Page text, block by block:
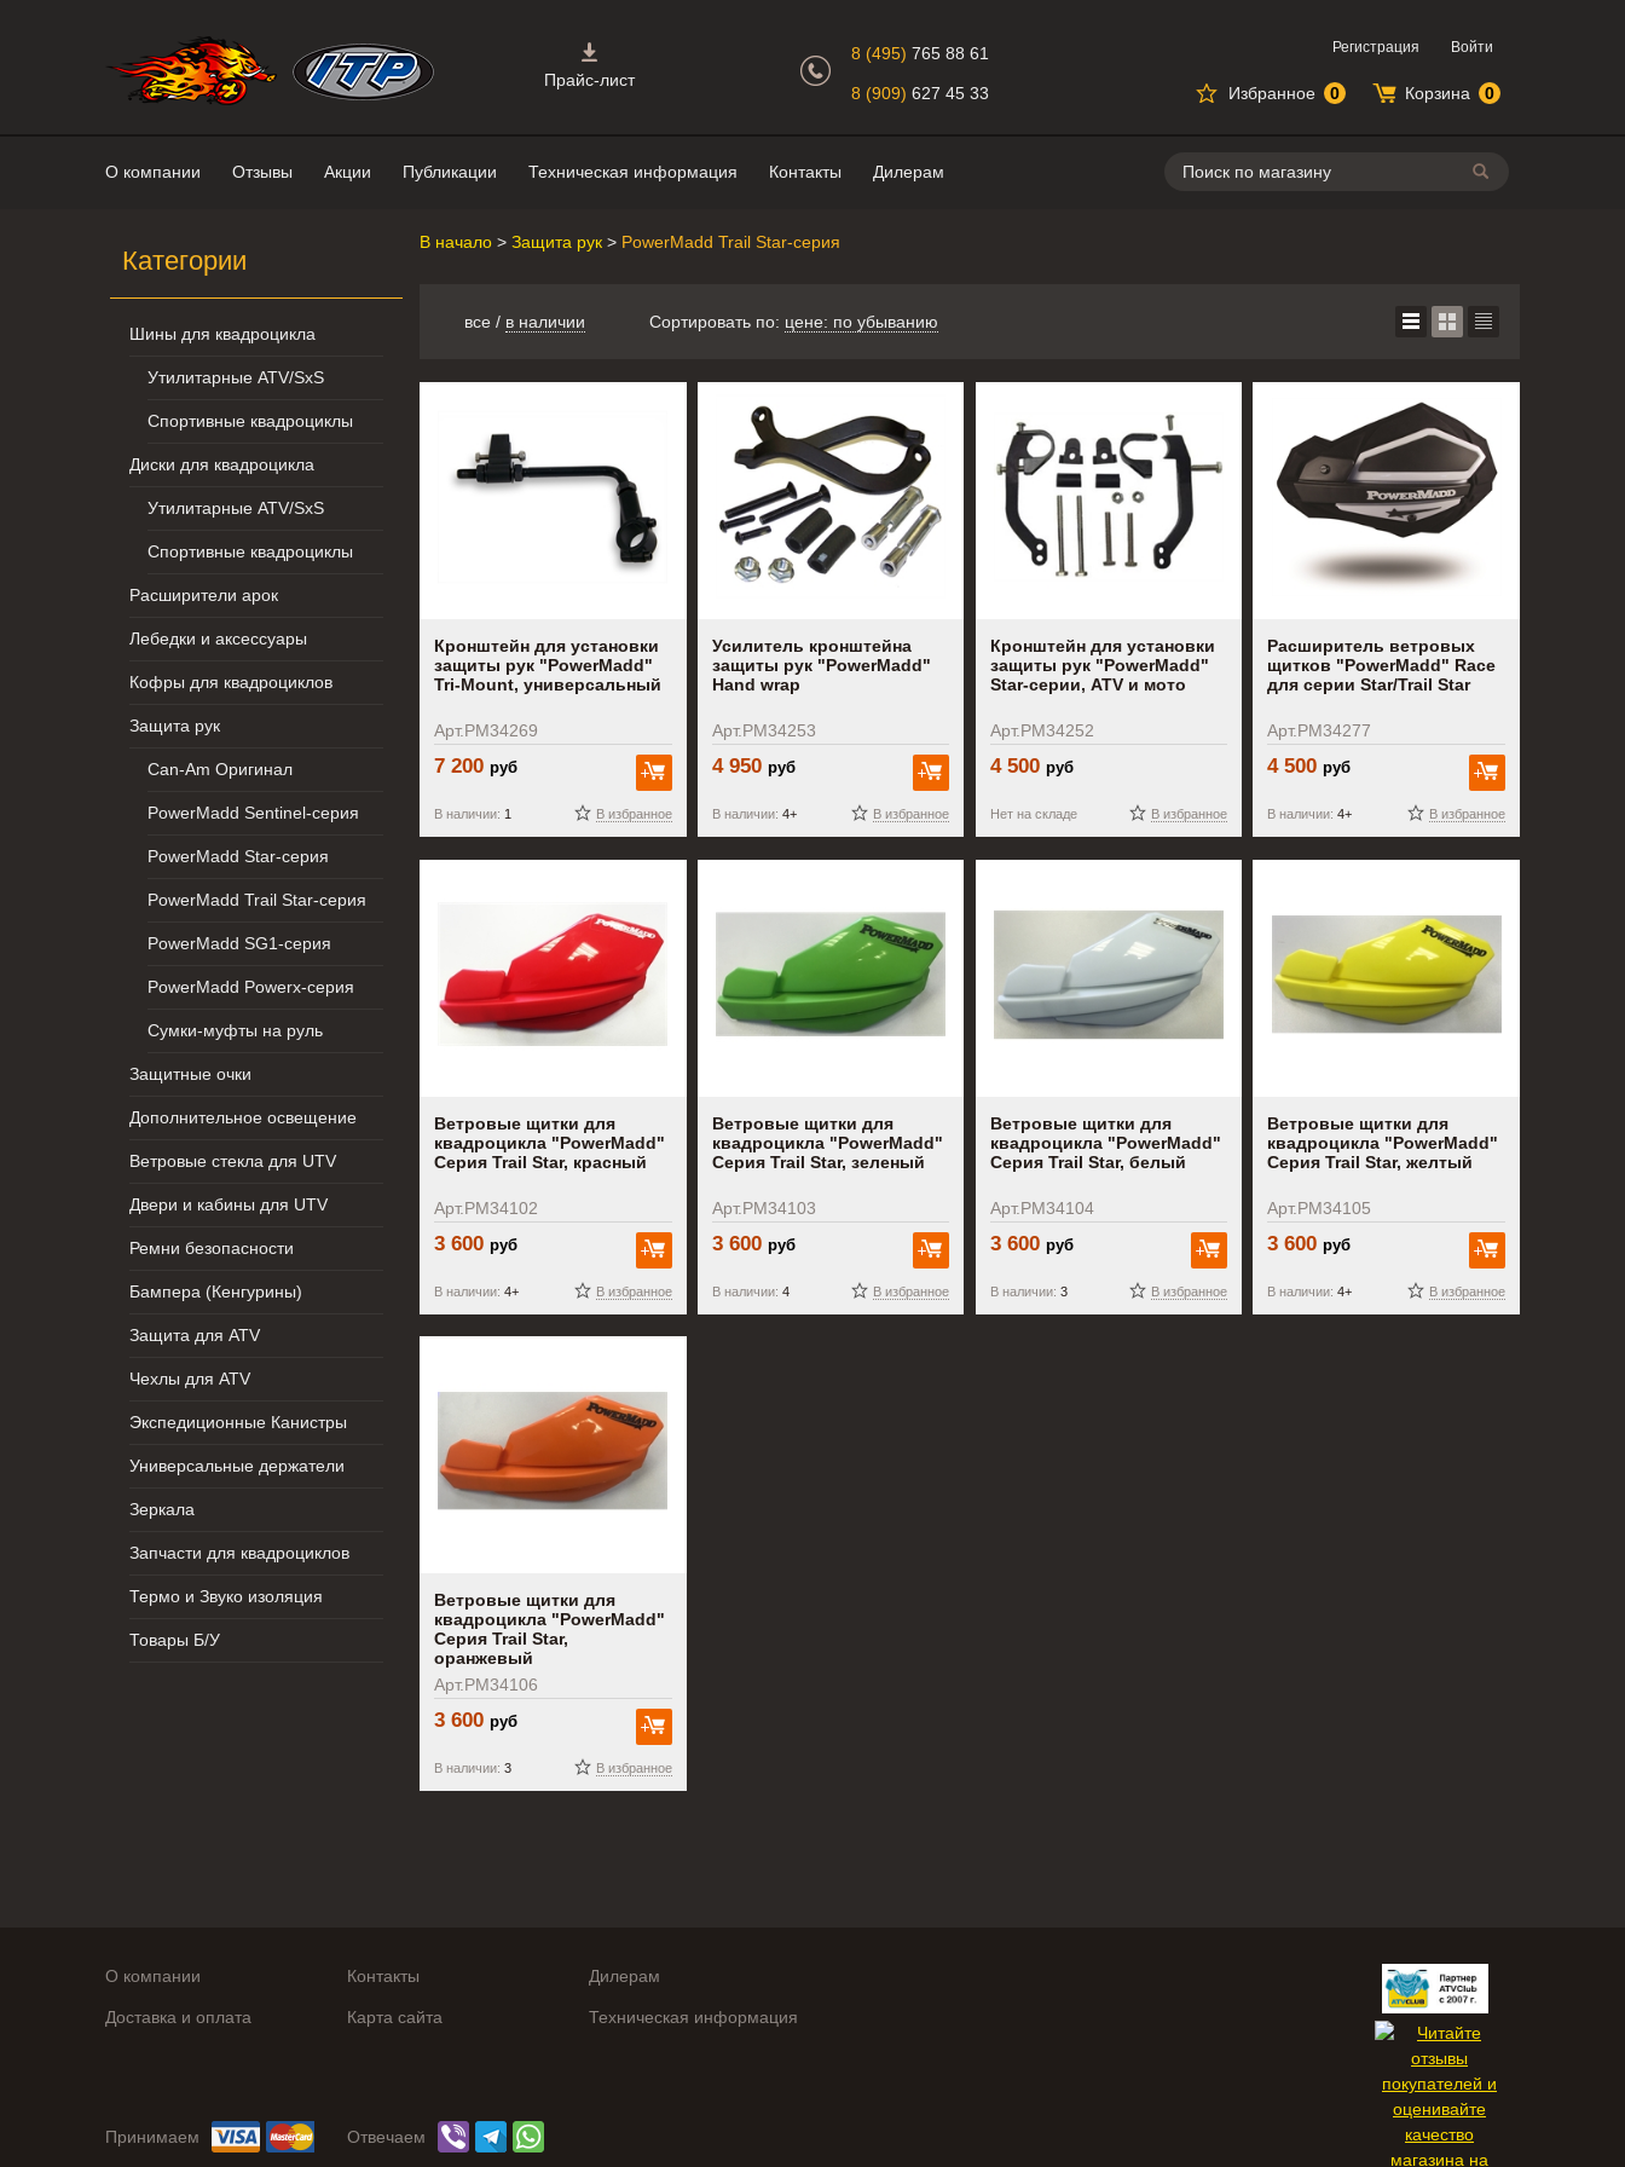
Прайс-лист
О компании Отзывы Акции Публикации Техническая информация Контакты Дилерам Поиск
Избранное 0 Корзина 0
Интернет-магазин "Поросенок". Главная страница. 8 (495) 765 88 61
8 (909) 627 45 33
Регистрация Войти
Категории
Шины для квадроцикла
Утилитарные ATV/SxS
Спортивные квадроциклы
Диски для квадроцикла
Утилитарные ATV/SxS
Спортивные квадроциклы
Расширители арок
Лебедки и аксессуары
Кофры для квадроциклов
Защита рук
Can-Am Оригинал
PowerMadd Sentinel-серия
PowerMadd Star-серия
PowerMadd Trail Star-серия
PowerMadd SG1-серия
PowerMadd Powerx-серия
Сумки-муфты на руль
Защитные очки
Дополнительное освещение
Ветровые стекла для UTV
Двери и кабины для UTV
Ремни безопасности
Бампера (Кенгурины)
Защита для ATV
Чехлы для ATV
Экспедиционные Канистры
Универсальные держатели
Зеркала
Запчасти для квадроциклов
Термо и Звуко изоляция
Товары Б/У
В начало > Защита рук > PowerMadd Trail Star-серия
все / в наличии Сортировать по: цене: по убыванию
Кронштейн для установки
защиты рук "PowerMadd"
Tri-Mount, универсальный
Арт.PM34269
7 200руб
В избранное
В наличии: 1
В корзину
Усилитель кронштейна
защиты рук "PowerMadd"
Hand wrap
Арт.PM34253
4 950 руб
В избранное
В наличии: 4+
В корзину
Кронштейн для установки
защиты рук "PowerMadd"
Star-серии, ATV и мото
Арт.PM34252
4 500 руб
В избранное
Нет на складе
Расширитель ветровых
щитков "PowerMadd" Race
для серии Star/Trail Star
Арт.PM34277
4 500руб
В избранное
В наличии: 4+
Ветровые щитки для
квадроцикла "PowerMadd"
Серия Trail Star, красный
Арт.PM34102
3 600руб
В избранное
В наличии: 4+
В корзину
Ветровые щитки для
квадроцикла "PowerMadd"
Серия Trail Star, зеленый
Арт.PM34103
3 600 руб
В избранное
В наличии: 4
В корзину
Ветровые щитки для
квадроцикла "PowerMadd"
Серия Trail Star, белый
Арт.PM34104
3 600 руб
В избранное
В наличии: 3
В корзину
Ветровые щитки для
квадроцикла "PowerMadd"
Серия Trail Star, желтый
Арт.PM34105
3 600руб
В избранное
В наличии: 4+
Ветровые щитки для
квадроцикла "PowerMadd"
Серия Trail Star,
оранжевый
Арт.PM34106
3 600руб
В избранное
В наличии: 3
О компании Контакты Дилерам
Доставка и оплата Карта сайта Техническая информация
Принимаем Отвечаем